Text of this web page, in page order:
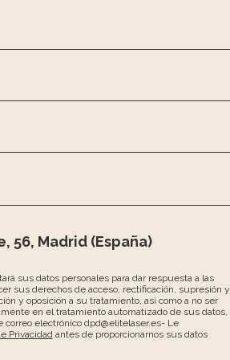
56, Madrid (España)
sus datos personales para dar respuesta a las
sus derechos de acceso, rectificación, supresión y
y oposición a su tratamiento, así como a no ser
en el tratamiento automatizado de sus datos,
electrónico dpd@elitelaser.es- Le
Privacidad antes de proporcionarnos sus datos